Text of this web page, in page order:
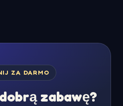
ZA DARMO
zabawę?